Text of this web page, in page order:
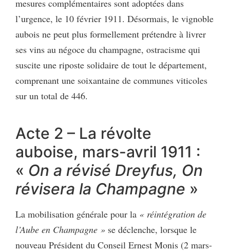
mesures complémentaires sont adoptées dans
l’urgence, le 10 février 1911. Désormais, le vignoble
aubois ne peut plus formellement prétendre à livrer
ses vins au négoce du champagne, ostracisme qui
suscite une riposte solidaire de tout le département,
comprenant une soixantaine de communes viticoles
sur un total de 446.
Acte 2 – La révolte
auboise, mars-avril 1911 :
« On a révisé Dreyfus, On
révisera la Champagne »
La mobilisation générale pour la « réintégration de
l’Aube en Champagne » se déclenche, lorsque le
nouveau Président du Conseil Ernest Monis (2 mars-